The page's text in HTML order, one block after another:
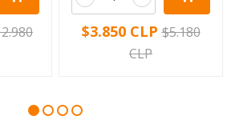
$3.850 CLP $5.180
CLP